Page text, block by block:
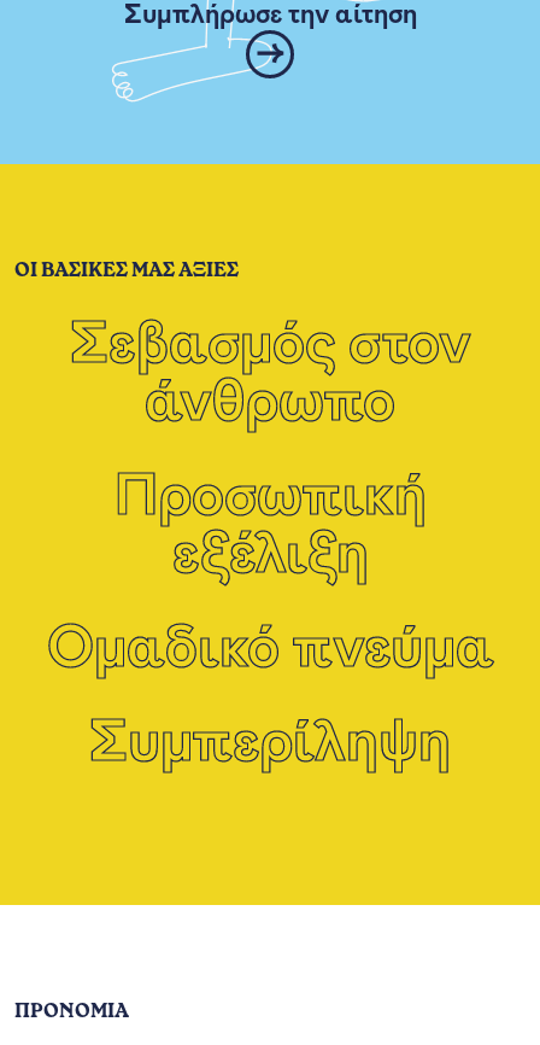
Συμπλήρωσε την αίτηση
ΟΙ ΒΑΣΙΚΕΣ ΜΑΣ ΑΞΙΕΣ
Σεβασμός στον
άνθρωπο
Προσωπική
εξέλιξη
Ομαδικό πνεύμα
Συμπερίληψη
ΠΡΟΝΟΜΙΑ